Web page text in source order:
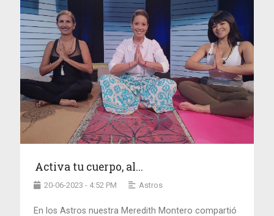
Activa tu cuerpo, al...
20-06-2023 - 4:52 PM Astros
En los Astros nuestra Meredith Montero compartió